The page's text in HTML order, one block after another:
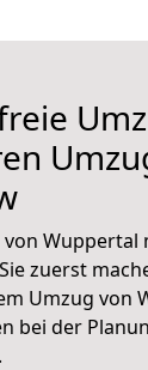
Wuppertal
zuerst
Umzug von
bei der